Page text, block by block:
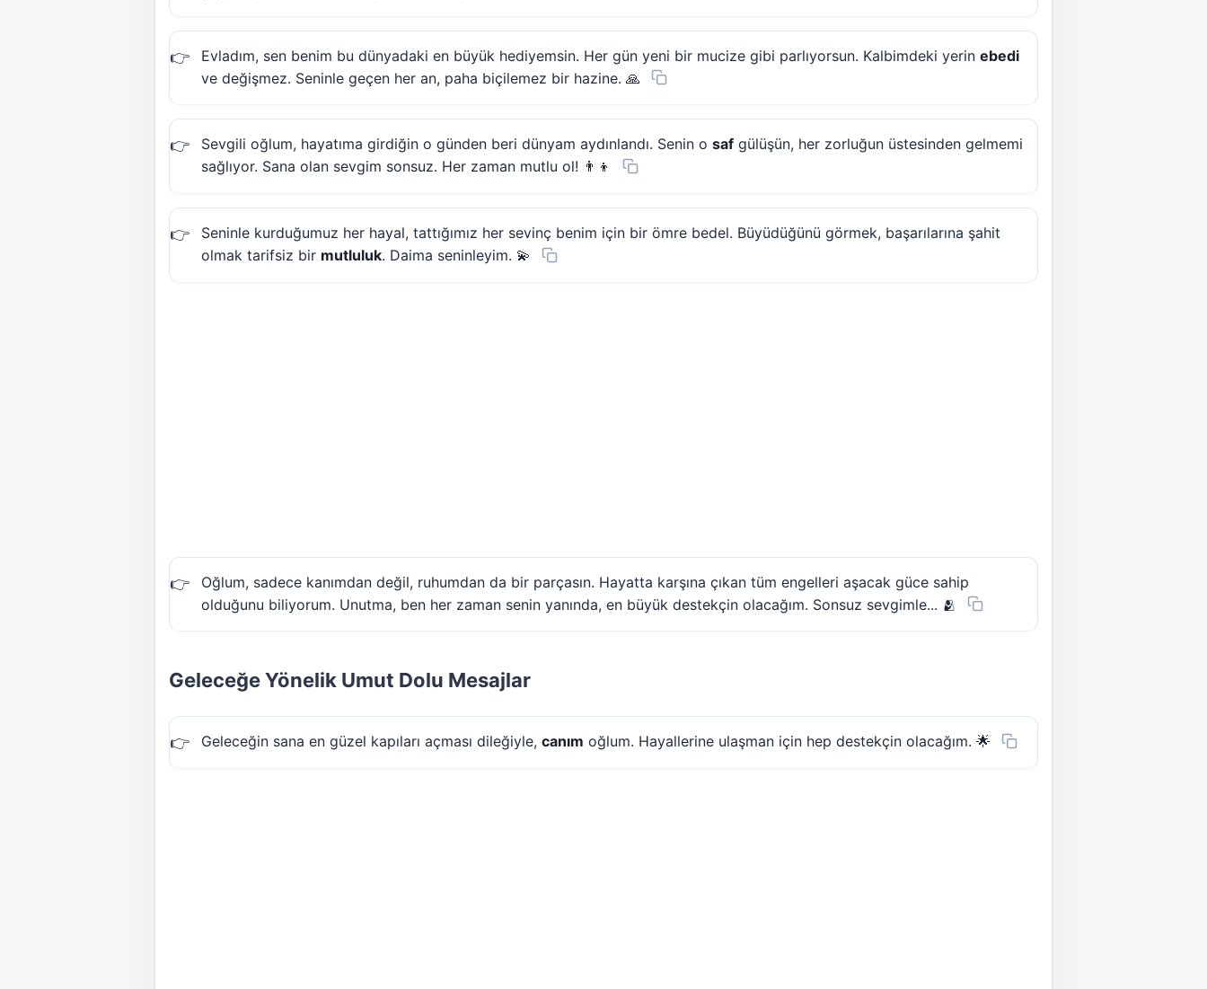
Evladım, sen benim bu dünyadaki en büyük hediyemsin. Her gün yeni bir mucize gibi parlıyorsun. Kalbimdeki yerin ebedi
ve değişmez. Seninle geçen her an, paha biçilemez bir hazine. 🙏
Sevgili oğlum, hayatıma girdiğin o günden beri dünyam aydınlandı. Senin o saf gülüşün, her zorluğun üstesinden gelmemi
sağlıyor. Sana olan sevgim sonsuz. Her zaman mutlu ol! 👨‍👦
Seninle kurduğumuz her hayal, tattığımız her sevinç benim için bir ömre bedel. Büyüdüğünü görmek, başarılarına şahit
olmak tarifsiz bir mutluluk. Daima seninleyim. 💫
Oğlum, sadece kanımdan değil, ruhumdan da bir parçasın. Hayatta karşına çıkan tüm engelleri aşacak güce sahip
olduğunu biliyorum. Unutma, ben her zaman senin yanında, en büyük destekçin olacağım. Sonsuz sevgimle... 🫂
Geleceğe Yönelik Umut Dolu Mesajlar
Geleceğin sana en güzel kapıları açması dileğiyle, canım oğlum. Hayallerine ulaşman için hep destekçin olacağım. 🌟